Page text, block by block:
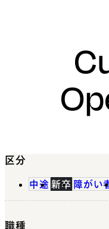
区分
中途 新卒 障がい
職種